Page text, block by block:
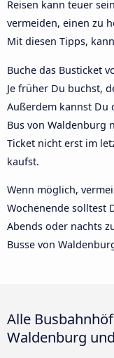
Reisen kann teuer
vermeiden, einen zu
Mit diesen Tipps,
Buche das Busticket
Je früher Du buchst,
Außerdem kannst Du
Bus von Waldenburg
Ticket nicht erst im
kaufst.
Wenn möglich,
Wochenende solltest
Abends oder nachts
Busse von
Alle
Waldenburg